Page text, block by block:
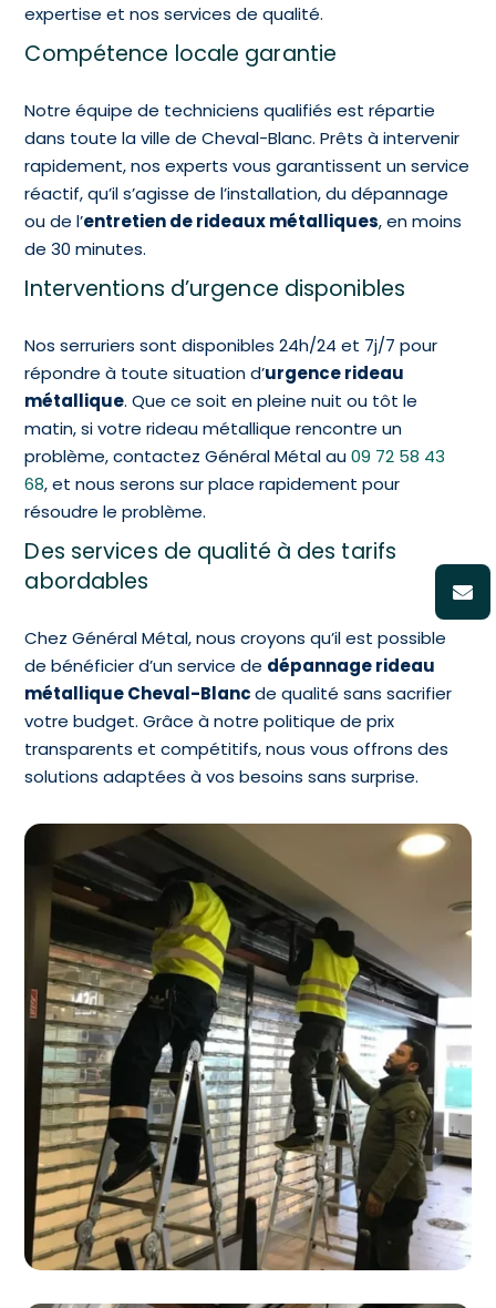
expertise et nos services de qualité.
Compétence locale garantie
Notre équipe de techniciens qualifiés est répartie
dans toute la ville de Cheval-Blanc. Prêts à intervenir
rapidement, nos experts vous garantissent un service
réactif, qu’il s’agisse de l’installation, du dépannage
ou de l’entretien de rideaux métalliques, en moins
de 30 minutes.
Interventions d’urgence disponibles
Nos serruriers sont disponibles 24h/24 et 7j/7 pour
répondre à toute situation d’urgence rideau
métallique. Que ce soit en pleine nuit ou tôt le
matin, si votre rideau métallique rencontre un
problème, contactez Général Métal au09 72 58 43
68, et nous serons sur place rapidement pour
résoudre le problème.
Des services de qualité à des tarifs
abordables
Chez Général Métal, nous croyons qu’il est possible
de bénéficier d’un service de dépannage rideau
métallique Cheval-Blancde qualité sans sacrifier
votre budget. Grâce à notre politique de prix
transparents et compétitifs, nous vous offrons des
solutions adaptées à vos besoins sans surprise.